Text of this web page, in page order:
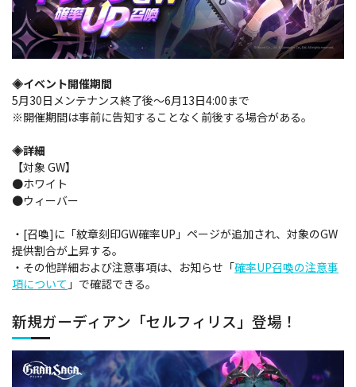
◈イベント開催期間
5月30日メンテナンス終了後～6月13日4:00まで
※開催期間は事前に告知することなく前後する場合がある。
◈詳細
【対象 GW】
●ホワイト
●ウィーバー
・[召喚]に「紋章刻印GW確率UP」ページが追加され、対象のGW
提供割合が上昇する。
・その他詳細および注意事項は、お知らせ「確率UP召喚の注意事
項について 」で確認できる。
新規ガーディアン「セルフィリス」登場！